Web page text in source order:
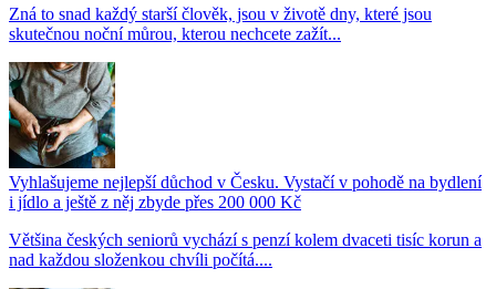
Zná to snad každý starší člověk, jsou v životě dny, které jsou
skutečnou noční můrou, kterou nechcete zažít...
Vyhlašujeme nejlepší důchod v Česku. Vystačí v pohodě na bydlení
i jídlo a ještě z něj zbyde přes 200 000 Kč
Většina českých seniorů vychází s penzí kolem dvaceti tisíc korun a
nad každou složenkou chvíli počítá....